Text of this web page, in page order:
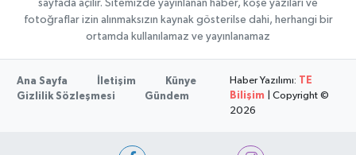
sayfada açılır. Sitemizde yayınlanan haber, köşe yazıları ve
fotoğraflar izin alınmaksızın kaynak gösterilse dahi, herhangi bir
ortamda kullanılamaz ve yayınlanamaz
Ana Sayfa İletişim
Künye
Gizlilik Sözleşmesi
Gündem
Haber Yazılımı: TE
Bilişim | Copyright ©
2026